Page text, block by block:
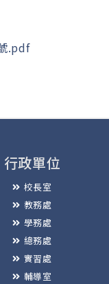
.pdf
行政單位
校長室
教務處
學務處
總務處
實習處
輔導室